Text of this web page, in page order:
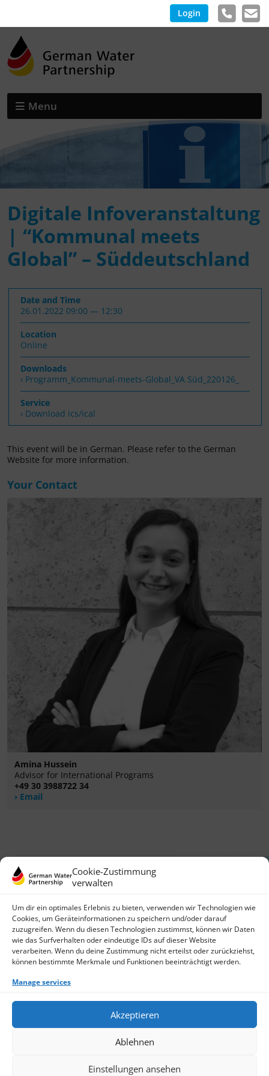
Cookie-Zustimmung
verwalten
Um dir ein optimales Erlebnis zu bieten, verwenden wir Technologien wie
Cookies, um Geräteinformationen zu speichern und/oder darauf
zuzugreifen. Wenn du diesen Technologien zustimmst, können wir Daten
wie das Surfverhalten oder eindeutige IDs auf dieser Website
verarbeiten. Wenn du deine Zustimmung nicht erteilst oder zurückziehst,
können bestimmte Merkmale und Funktionen beeinträchtigt werden.
Manage services
Akzeptieren
Ablehnen
Einstellungen ansehen
Login
Menu
Digitale Infoveranstaltung
| “Kommunal meets
Global” – Süddeutschland
Date and Time
26.01.2022 09:00 — 12:30
Location
Online
Downloads
Programm_Kommunal-meets-Global_VA Süd_220126_
Service
› Download ics/ical
This event will be in German. Please refer to the German
Website for more information.
Your Contact
Amina Hussein
Advisor for International Programs
+49 30 3988722 34
Email
German Water Partnership e.V.
Invalidenstraße 91
10115 Berlin, Germany
+49 30 3988722 0
Contact
Data Protection